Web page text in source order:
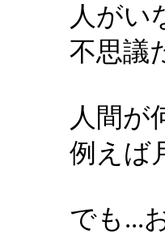
人がい
不思議
人間が
例えば
でも...